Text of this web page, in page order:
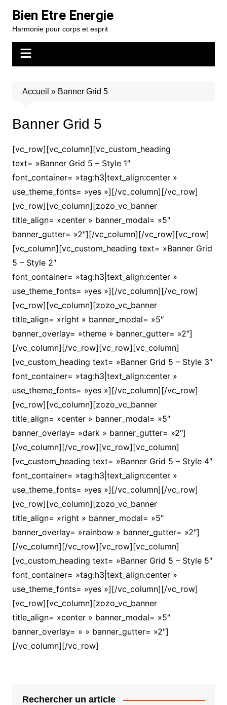
contenu
Bien Etre Energie
Harmonie pour corps et esprit
Accueil » Banner Grid 5
Banner Grid 5
[vc_row][vc_column][vc_custom_heading
text= »Banner Grid 5 – Style 1″
font_container= »tag:h3|text_align:center »
use_theme_fonts= »yes »][/vc_column][/vc_row]
[vc_row][vc_column][zozo_vc_banner
title_align= »center » banner_modal= »5″
banner_gutter= »2″][/vc_column][/vc_row][vc_row]
[vc_column][vc_custom_heading text= »Banner Grid
5 – Style 2″
font_container= »tag:h3|text_align:center »
use_theme_fonts= »yes »][/vc_column][/vc_row]
[vc_row][vc_column][zozo_vc_banner
title_align= »right » banner_modal= »5″
banner_overlay= »theme » banner_gutter= »2″]
[/vc_column][/vc_row][vc_row][vc_column]
[vc_custom_heading text= »Banner Grid 5 – Style 3″
font_container= »tag:h3|text_align:center »
use_theme_fonts= »yes »][/vc_column][/vc_row]
[vc_row][vc_column][zozo_vc_banner
title_align= »center » banner_modal= »5″
banner_overlay= »dark » banner_gutter= »2″]
[/vc_column][/vc_row][vc_row][vc_column]
[vc_custom_heading text= »Banner Grid 5 – Style 4″
font_container= »tag:h3|text_align:center »
use_theme_fonts= »yes »][/vc_column][/vc_row]
[vc_row][vc_column][zozo_vc_banner
title_align= »right » banner_modal= »5″
banner_overlay= »rainbow » banner_gutter= »2″]
[/vc_column][/vc_row][vc_row][vc_column]
[vc_custom_heading text= »Banner Grid 5 – Style 5″
font_container= »tag:h3|text_align:center »
use_theme_fonts= »yes »][/vc_column][/vc_row]
[vc_row][vc_column][zozo_vc_banner
title_align= »center » banner_modal= »5″
banner_overlay= » » banner_gutter= »2″]
[/vc_column][/vc_row]
Rechercher un article